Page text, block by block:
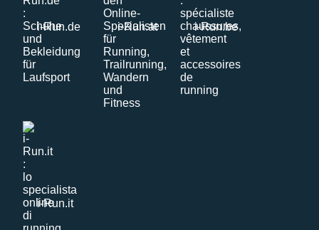
i-Run.de i-Run.at i-Run.be
i-Run.it